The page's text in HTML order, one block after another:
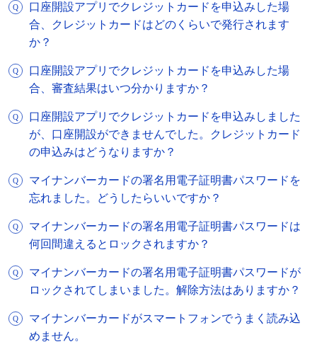
口座開設アプリでクレジットカードを申込みした場
合、クレジットカードはどのくらいで発行されます
か？
口座開設アプリでクレジットカードを申込みした場
合、審査結果はいつ分かりますか？
口座開設アプリでクレジットカードを申込みしました
が、口座開設ができませんでした。クレジットカード
の申込みはどうなりますか？
マイナンバーカードの署名用電子証明書パスワードを
忘れました。どうしたらいいですか？
マイナンバーカードの署名用電子証明書パスワードは
何回間違えるとロックされますか？
マイナンバーカードの署名用電子証明書パスワードが
ロックされてしまいました。解除方法はありますか？
マイナンバーカードがスマートフォンでうまく読み込
めません。